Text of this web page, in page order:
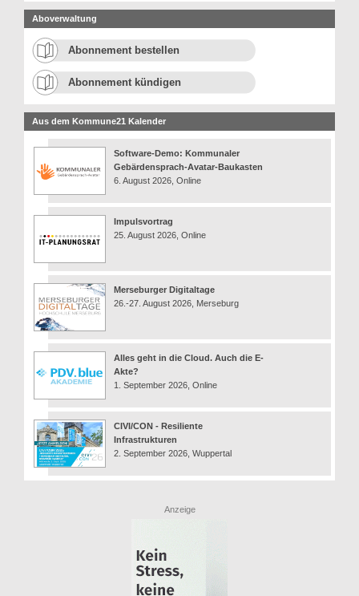
Aboverwaltung
Abonnement bestellen
Abonnement kündigen
Aus dem Kommune21 Kalender
Software-Demo: Kommunaler
Gebärdensprach-Avatar-Baukasten
6. August 2026, Online
Impulsvortrag
25. August 2026, Online
Merseburger Digitaltage
26.-27. August 2026, Merseburg
Alles geht in die Cloud. Auch die E-
Akte?
1. September 2026, Online
CIVI/CON - Resiliente
Infrastrukturen
2. September 2026, Wuppertal
Anzeige